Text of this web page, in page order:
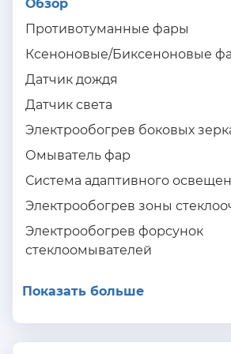
Обзор
Противотуманные фары
Ксеноновые/Биксеноновые
Датчик дождя
Датчик света
Электрообогрев боковых
Омыватель фар
Система адаптивного
Электрообогрев зоны
Электрообогрев форсунок
стеклоомывателей
Показать больше